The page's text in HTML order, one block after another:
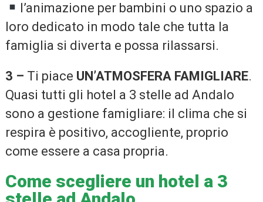
l’animazione per bambini o uno spazio a
loro dedicato in modo tale che tutta la
famiglia si diverta e possa rilassarsi.
3 – Ti piace UN’ATMOSFERA FAMIGLIARE.
Quasi tutti gli hotel a 3 stelle ad Andalo
sono a gestione famigliare: il clima che si
respira è positivo, accogliente, proprio
come essere a casa propria.
Come scegliere un hotel a 3